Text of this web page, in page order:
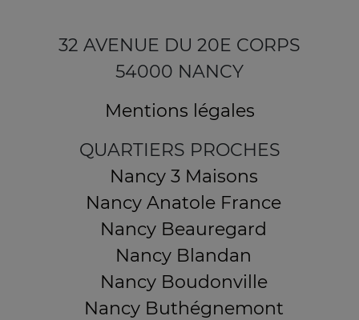
32 AVENUE DU 20E CORPS
54000 NANCY
Mentions légales
QUARTIERS PROCHES
Nancy 3 Maisons
Nancy Anatole France
Nancy Beauregard
Nancy Blandan
Nancy Boudonville
Nancy Buthégnemont